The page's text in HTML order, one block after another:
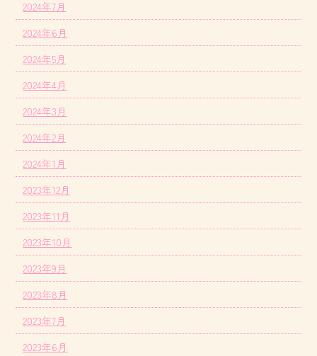
2024年7月
2024年6月
2024年5月
2024年4月
2024年3月
2024年2月
2024年1月
2023年12月
2023年11月
2023年10月
2023年9月
2023年8月
2023年7月
2023年6月